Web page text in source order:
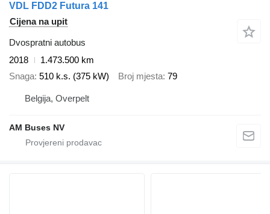
VDL FDD2 Futura 141
Cijena na upit
Dvospratni autobus
2018
1.473.500 km
Snaga 510 k.s. (375 kW) Broj mjesta 79
Belgija, Overpelt
AM Buses NV